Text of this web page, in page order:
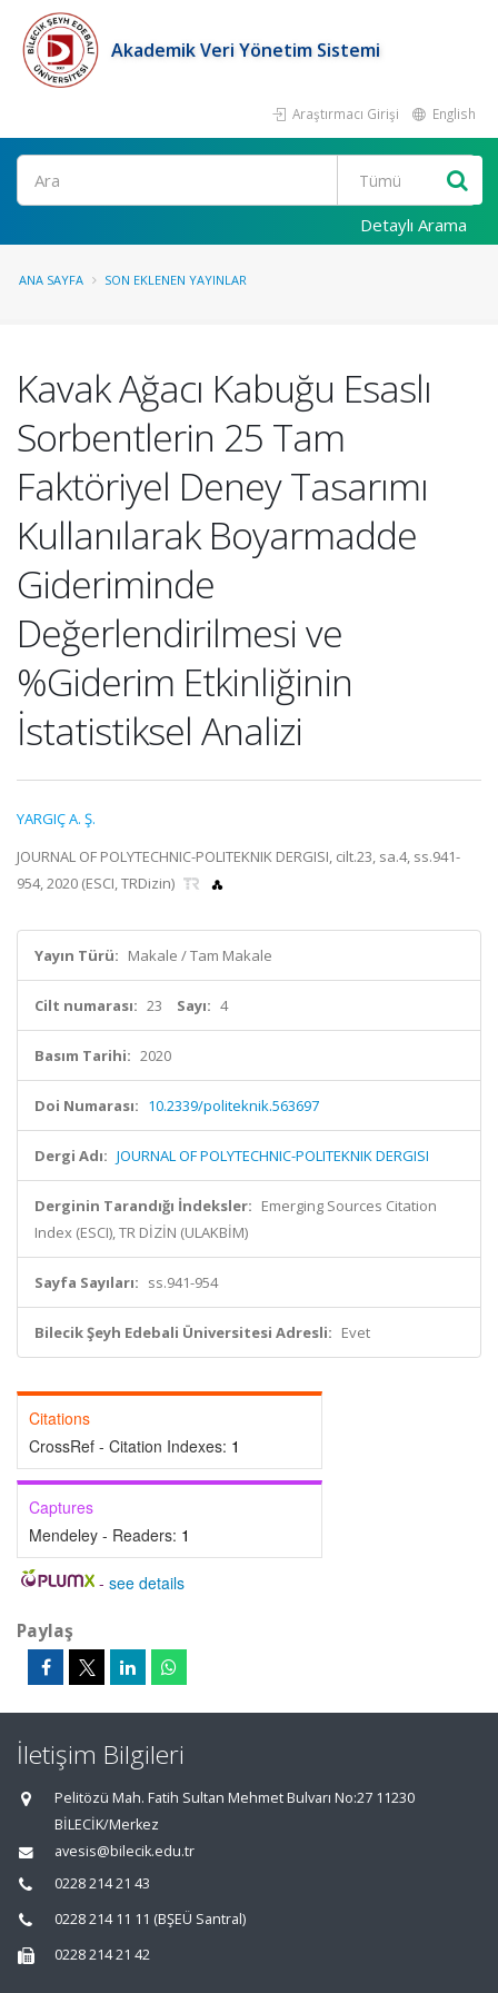
Akademik Veri Yönetim Sistemi
Araştırmacı Girişi English
Ara
Detaylı Arama
ANA SAYFA SON EKLENEN YAYINLAR
Kavak Ağacı Kabuğu Esaslı
Sorbentlerin 25 Tam
Faktöriyel Deney Tasarımı
Kullanılarak Boyarmadde
Gideriminde
Değerlendirilmesi ve
%Giderim Etkinliğinin
İstatistiksel Analizi
YARGIÇ A. Ş.
JOURNAL OF POLYTECHNIC-POLITEKNIK DERGISI, cilt.23, sa.4, ss.941-
954, 2020 (ESCI, TRDizin)
Yayın Türü: Makale / Tam Makale
Cilt numarası: 23 Sayı: 4
Basım Tarihi: 2020
Doi Numarası: 10.2339/politeknik.563697
Dergi Adı: JOURNAL OF POLYTECHNIC-POLITEKNIK DERGISI
Derginin Tarandığı İndeksler: Emerging Sources Citation
Index (ESCI), TR DİZİN (ULAKBİM)
Sayfa Sayıları: ss.941-954
Bilecik Şeyh Edebali Üniversitesi Adresli: Evet
Citations
CrossRef - Citation Indexes: 1
Captures
Mendeley - Readers: 1
- see details
Paylaş
İletişim Bilgileri
Pelitözü Mah. Fatih Sultan Mehmet Bulvarı No:27 11230
BİLECİK/Merkez
avesis@bilecik.edu.tr
0228 214 21 43
0228 214 11 11 (BŞEÜ Santral)
0228 214 21 42